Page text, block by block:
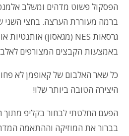
הפסקול פשוט מדהים ומשלב
ברמה מעוררת הערצה. בחצי השני
באמצעות הקבצים המצורפים
כל שאר האלבום של קאופמן לא
היצירה הטובה ביותר שלו!
הפעם החלטתי לבחור בקליפ מתוך
בברור את המוזיקה וההתאמה